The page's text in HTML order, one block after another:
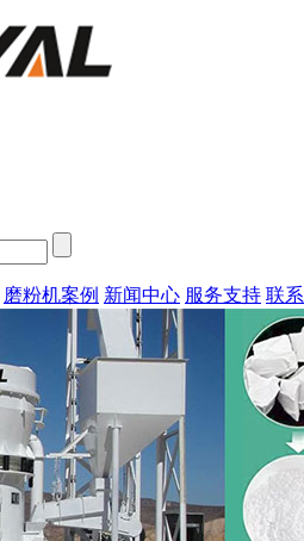
磨粉机案例 新闻中心 服务支持 联